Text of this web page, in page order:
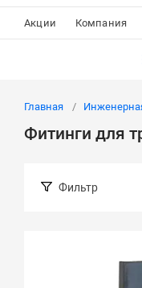
Акции Компания
Главная
Фитинги для
Фильтр